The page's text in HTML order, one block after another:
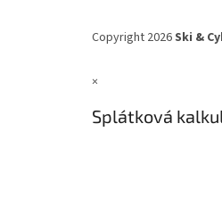
Copyright 2026Ski &
×
Splátková